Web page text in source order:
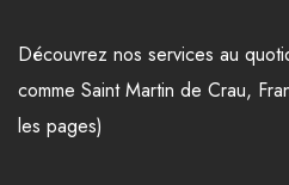
Découvrez nos services au
comme Saint Martin de Crau,
les pages)